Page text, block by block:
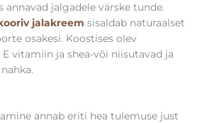
jalgadele värske tunde.
jalakreem sisaldab naturaalset
osakesi. Koostises olev
E vitamiin ja shea-või niisutavad ja
annab eriti hea tulemuse just